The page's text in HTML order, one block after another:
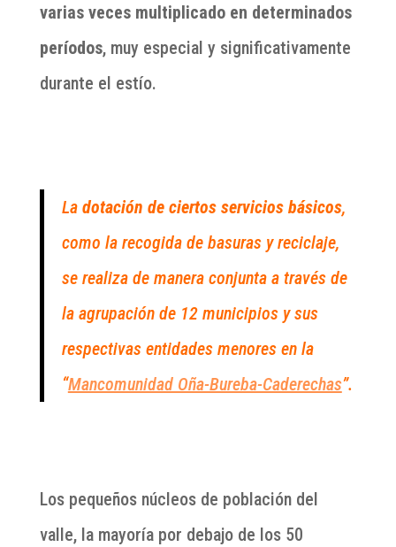
varias veces multiplicado en determinados
períodos, muy especial y significativamente
durante el estío.
La dotación de ciertos servicios básicos,
como la recogida de basuras y reciclaje,
se realiza de manera conjunta a través de
la agrupación de 12 municipios y sus
respectivas entidades menores en la
“Mancomunidad Oña-Bureba-Caderechas”.
Los pequeños núcleos de población del
valle, la mayoría por debajo de los 50